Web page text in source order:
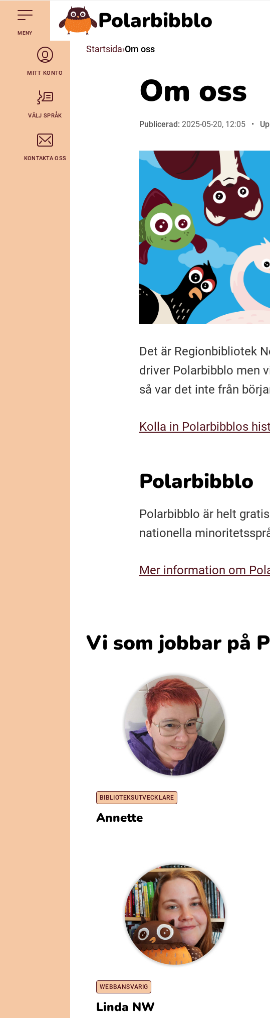
Till navigering av sidans innehåll
Hoppa till sidans huvudinnehåll
Bidumsámegiella (Pitesamiska)
Lovari (Romska)
MENY Gå till startsidanPolarbibblo
MITT KONTO
VÄLJ SPRÅK
KONTAKTA OSS
Startsida Om oss
Om oss
Publicerad: 2025-05-20, 12:05
Det är Regionbibliotek
driver Polarbibblo men
så var det inte från
Kolla in Polarbibblos
Polarbibblo
Polarbibblo är helt
nationella
Mer information om
Vi som jobbar på
BIBLIOTEKSUTVECKLARE
Annette
WEBBANSVARIG
Linda NW